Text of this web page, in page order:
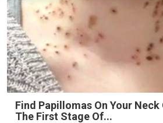
Find Papillomas On Your
The First Stage Of...